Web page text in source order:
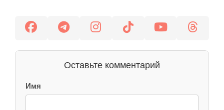
Оставьте комментарий
Имя